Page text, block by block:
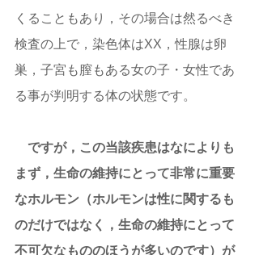
くることもあり，その場合は然るべき
検査の上で，染色体はXX，性腺は卵
巣，子宮も膣もある女の子・女性であ
る事が判明する体の状態です。
ですが，この当該疾患はなによりも
まず，生命の維持にとって非常に重要
なホルモン（ホルモンは性に関するも
のだけではなく，生命の維持にとって
不可欠なもののほうが多いのです）が